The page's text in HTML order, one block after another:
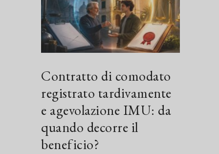
Contratto di comodato
registrato tardivamente
e agevolazione IMU: da
quando decorre il
beneficio?